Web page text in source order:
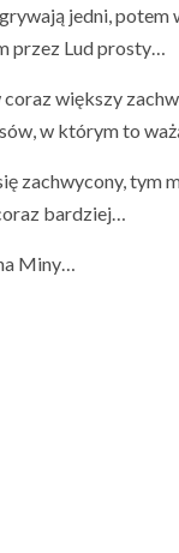
jedni,
przez Lud prosty…
większy
w którym to
zachwycony,
bardziej…
Miny…